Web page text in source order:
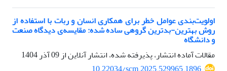
اولویت‌بندی عوامل خطر برای همکاری انسان و ربات با استفاده از
روش بهترین-بدترین گروهی ساده شده: مقایسه‌ی دیدگاه صنعت
و دانشگاه
مقالات آماده انتشار، پذیرفته شده، انتشار آنلاین از09 آذر 1404